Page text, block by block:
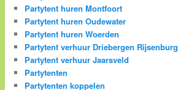
Partytent huren Montfoort
Partytent huren Oudewater
Partytent huren Woerden
Partytent verhuur Driebergen Rijsenburg
Partytent verhuur Jaarsveld
Partytenten
Partytenten koppelen